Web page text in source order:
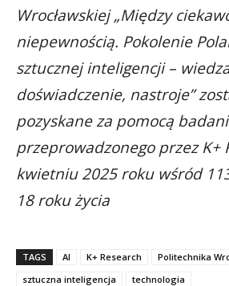
Wrocławskiej „Między
niepewnością. Pokolenie
sztucznej inteligencji –
doświadczenie, nastroje”
pozyskaneza pomocą
przeprowadzonego przez K+
kwietniu 2025 roku wśród
18 roku życia
TAGS AI K+ Research
Politechnika
sztuczna inteligencja
technologia